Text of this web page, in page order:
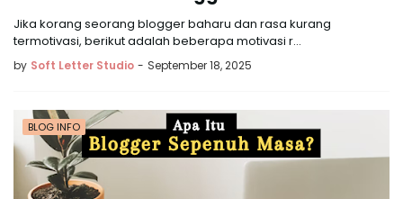
Jika korang seorang blogger baharu dan rasa kurang
termotivasi, berikut adalah beberapa motivasi r…
by Soft Letter Studio - September 18, 2025
BLOG INFO